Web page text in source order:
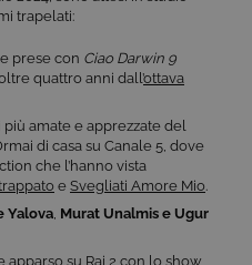
trapelati:
prese con Ciao Darwin 9
quattro anni dall’ottava
più amate e apprezzate del
di casa su Canale 5, dove
che l’hanno vista
e Svegliati Amore Mio
Yalova Murat Unalmis e Ugur
apparso su Rai 2 con lo show